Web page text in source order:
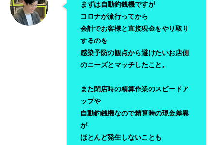
まずは自動釣銭機ですが
コロナが流行ってから
会計でお客様と直接現金をやり取り
するのを
感染予防の観点から避けたいお店側
のニーズとマッチしたこと。
また閉店時の精算作業のスピードア
ップや
自動釣銭機なので精算時の現金差異
が
ほとんど発生しないことも